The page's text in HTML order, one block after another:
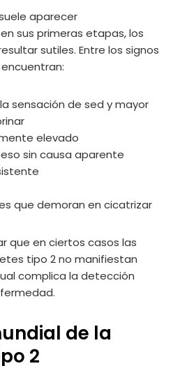
aparecer
sus primeras etapas, los
sutiles. Entre los signos
sensación de sed y mayor
elevado
sin causa aparente
que demoran en cicatrizar
que en ciertos casos las
tipo 2 no manifiestan
complica la detección
de la
2